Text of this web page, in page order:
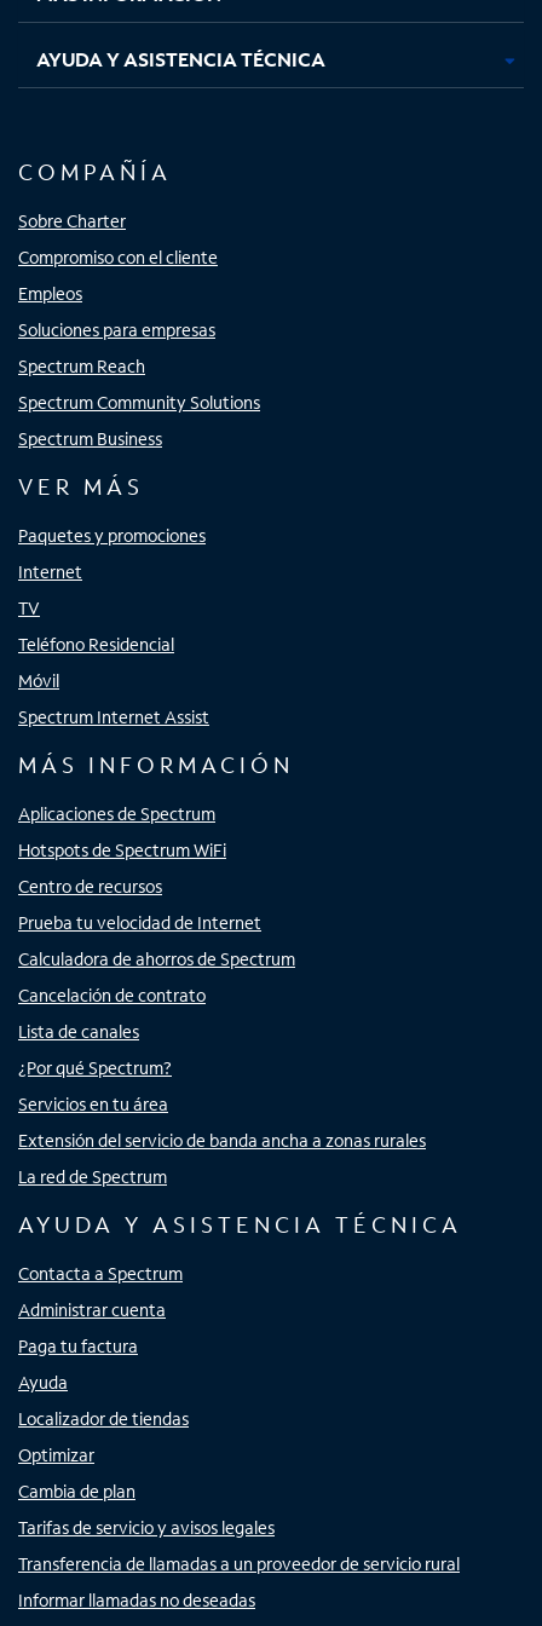
AYUDA Y ASISTENCIA TÉCNICA
COMPAÑÍA
Sobre Charter
Compromiso con el cliente
Empleos
Soluciones para empresas
Spectrum Reach
Spectrum Community Solutions
Spectrum Business
VER MÁS
Paquetes y promociones
Internet
TV
Teléfono Residencial
Móvil
Spectrum Internet Assist
MÁS INFORMACIÓN
Aplicaciones de Spectrum
Hotspots de Spectrum WiFi
Centro de recursos
Prueba tu velocidad de Internet
Calculadora de ahorros de Spectrum
Cancelación de contrato
Lista de canales
¿Por qué Spectrum?
Servicios en tu área
Extensión del servicio de banda ancha a zonas rurales
La red de Spectrum
AYUDA Y ASISTENCIA TÉCNICA
Contacta a Spectrum
Administrar cuenta
Paga tu factura
Ayuda
Localizador de tiendas
Optimizar
Cambia de plan
Tarifas de servicio y avisos legales
Transferencia de llamadas a un proveedor de servicio rural
Informar llamadas no deseadas